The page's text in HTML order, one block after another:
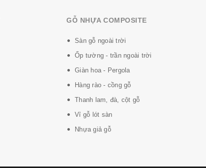
GỖ NHỰA COMPOSITE
Sàn gỗ ngoài trời
Ốp tường - trần ngoài trời
Giàn hoa - Pergola
Hàng rào - cồng gỗ
Thanh lam, đà, cột gỗ
Vỉ gỗ lót sàn
Nhựa giả gỗ